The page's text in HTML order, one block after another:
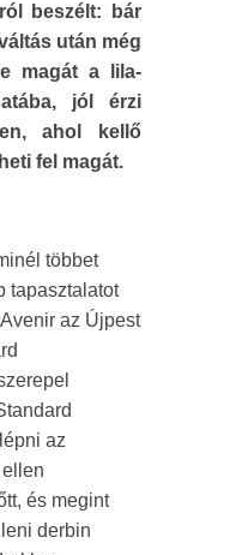
beszélt: bár
után még
magát a lila-
jól érzi
ahol kellő
fel magát.
többet
tapasztalatot
az Újpest
az
és megint
derbin